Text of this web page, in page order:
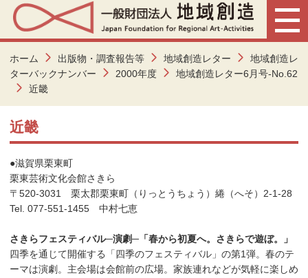
ホーム 出版物・調査報告等 地域創造レター
地域創造レ
ターバックナンバー
2000年度
地域創造レター6月号-No.62
近畿
近畿
●滋賀県栗東町
栗東芸術文化会館さきら
〒520-3031 栗太郡栗東町（りっとうちょう）綣（へそ）2-1-28
Tel. 077-551-1455 中村七恵
さきらフェスティバル─演劇─「春から初夏へ。さきらで遊ぼ。」
四季を通じて開催する「四季のフェスティバル」の第1弾。春のテ
ーマは演劇。主会場は会館前の広場。家族連れなどが気軽に楽しめ